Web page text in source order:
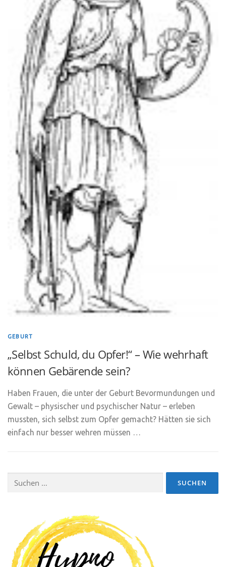
GEBURT
„Selbst Schuld, du Opfer!“ – Wie wehrhaft
können Gebärende sein?
Haben Frauen, die unter der Geburt Bevormundungen und
Gewalt – physischer und psychischer Natur – erleben
mussten, sich selbst zum Opfer gemacht? Hätten sie sich
einfach nur besser wehren müssen …
Suchen